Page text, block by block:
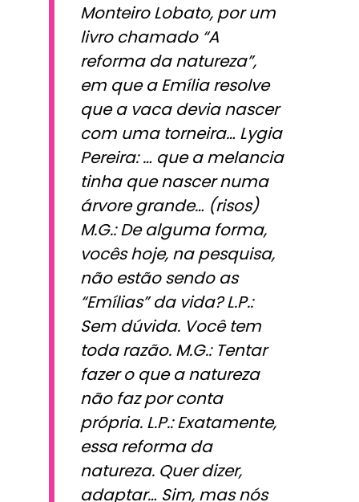
Monteiro Lobato, por um
livro chamado “A
reforma da natureza”,
em que a Emília resolve
que a vaca devia nascer
com uma torneira… Lygia
Pereira: … que a melancia
tinha que nascer numa
árvore grande… (risos)
M.G.: De alguma forma,
vocês hoje, na pesquisa,
não estão sendo as
“Emílias” da vida? L.P.:
Sem dúvida. Você tem
toda razão. M.G.: Tentar
fazer o que a natureza
não faz por conta
própria. L.P.: Exatamente,
essa reforma da
natureza. Quer dizer,
adaptar… Sim, mas nós